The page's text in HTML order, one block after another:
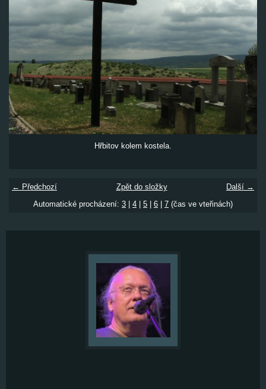
Hřbitov kolem kostela.
← Předchozí Další →
Zpět do složky
Automatické procházení: 3 | 4 | 5 | 6 | 7 (čas ve vteřinách)